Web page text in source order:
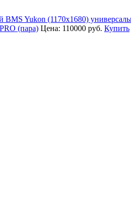
BMS Yukon (1170х1680)
(пара) Цена: 110000 руб. Купить